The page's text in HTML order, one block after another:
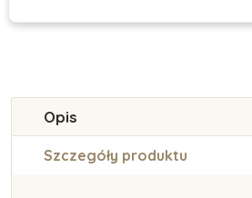
Opis
Szczegóły produktu